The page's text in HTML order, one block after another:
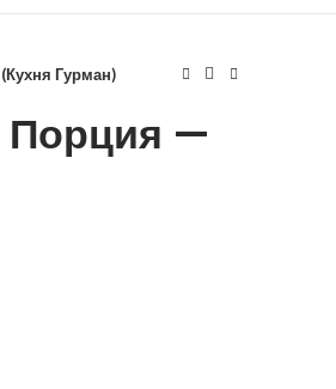
Гурман)
Порция —